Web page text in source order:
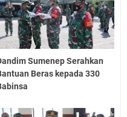
Sumenep Serahkan
Beras kepada 330